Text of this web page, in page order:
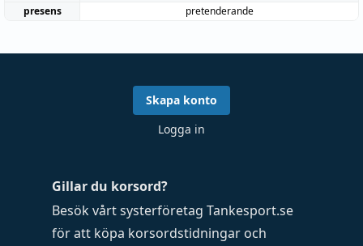
presens
pretenderande
Gillar du korsord?
Besök vårt systerföretag Tankesport.se
för att köpa korsordstidningar och
Skapa konto
Logga in